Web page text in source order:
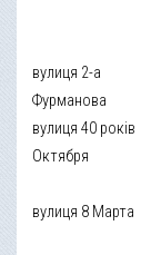
вулиця 2-а
Фурманова
вулиця 40 років
Октября
вулиця 8 Марта